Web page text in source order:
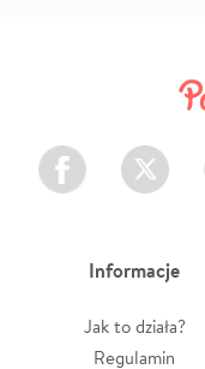
Facebook Twitter
Informacje
Jak to działa?
Regulamin